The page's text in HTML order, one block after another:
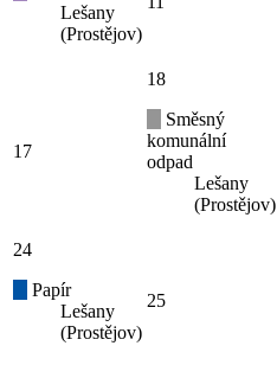
Lešany
(Prostějov)
17
18
Směsný
komunální
odpad
Lešany
(Prostějov)
24
Papír
Lešany
(Prostějov)
25